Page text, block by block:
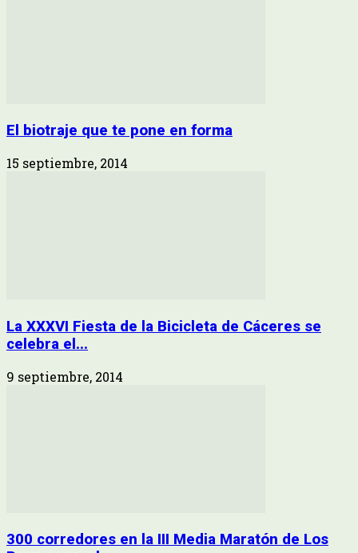
El biotraje que te pone en forma
15 septiembre, 2014
La XXXVI Fiesta de la Bicicleta de Cáceres se
celebra el...
9 septiembre, 2014
300 corredores en la III Media Maratón de Los